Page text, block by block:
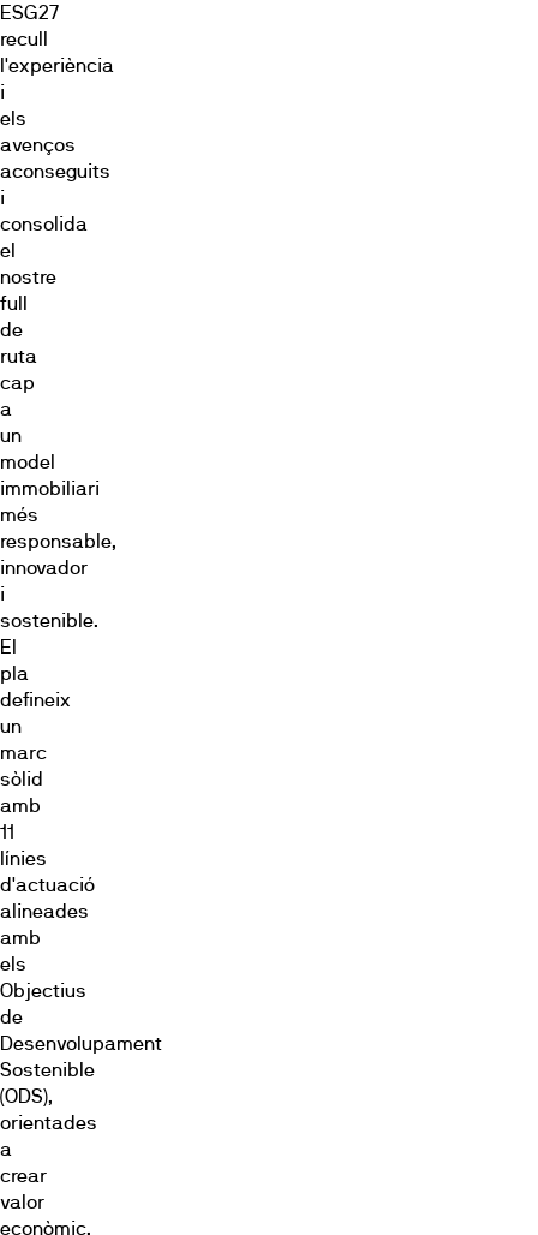
ESG27
recull
l'experiència
i
els
avenços
aconseguits
i
consolida
el
nostre
full
de
ruta
cap
a
un
model
immobiliari
més
responsable,
innovador
i
sostenible.
El
pla
defineix
un
marc
sòlid
amb
11
línies
d'actuació
alineades
amb
els
Objectius
de
Desenvolupament
Sostenible
(ODS),
orientades
a
crear
valor
econòmic,